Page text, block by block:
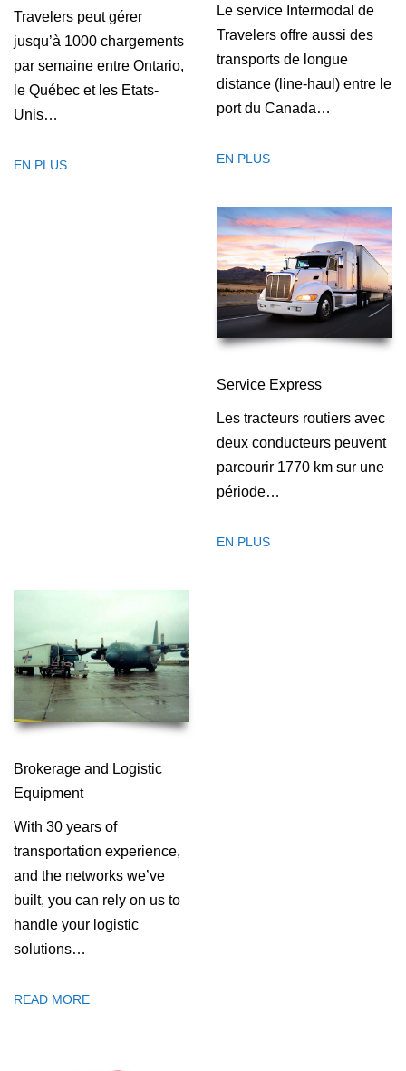
Travelers peut gérer
jusqu’à 1000 chargements
par semaine entre Ontario,
le Québec et les Etats-
Unis…
EN PLUS
Le service Intermodal de
Travelers offre aussi des
transports de longue
distance (line-haul) entre le
port du Canada…
EN PLUS
Service Express
Les tracteurs routiers avec
deux conducteurs peuvent
parcourir 1770 km sur une
période…
EN PLUS
Brokerage and Logistic
Equipment
With 30 years of
transportation experience,
and the networks we’ve
built, you can rely on us to
handle your logistic
solutions…
READ MORE